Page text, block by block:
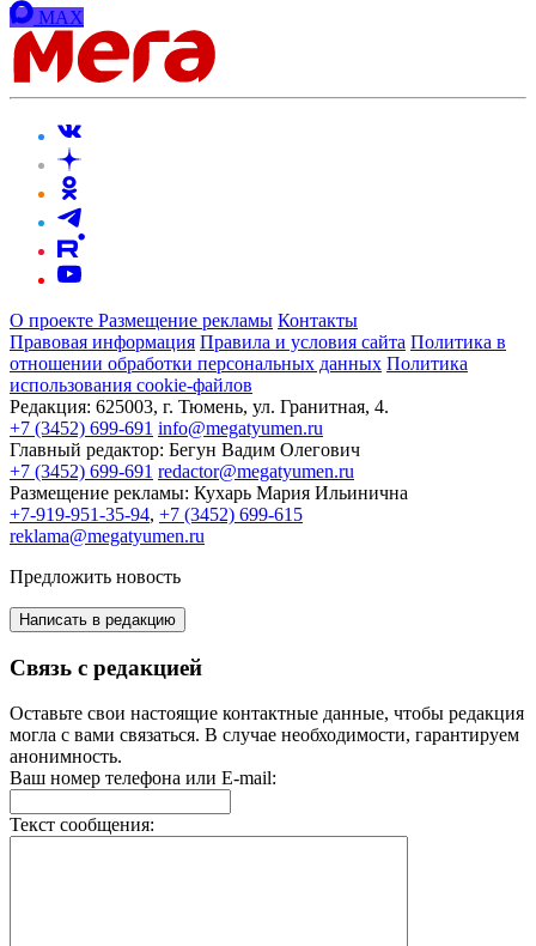
MAX
О проекте Размещение рекламы Контакты
Правовая информация Правила и условия сайта Политика в
отношении обработки персональных данных Политика
использования cookie-файлов
Редакция: 625003, г. Тюмень, ул. Гранитная, 4.
+7 (3452) 699-691 info@megatyumen.ru
Главный редактор: Бегун Вадим Олегович
+7 (3452) 699-691 redactor@megatyumen.ru
Размещение рекламы: Кухарь Мария Ильинична
+7-919-951-35-94, +7 (3452) 699-615
reklama@megatyumen.ru
Предложить новость
Написать в редакцию
Связь с редакцией
Оставьте свои настоящие контактные данные, чтобы редакция
могла с вами связаться. В случае необходимости, гарантируем
анонимность.
Ваш номер телефона или E-mail:
Текст сообщения: